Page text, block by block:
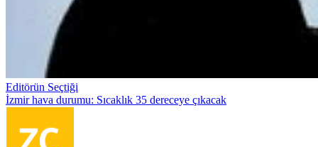
Editörün Seçtiği
İzmir hava durumu: Sıcaklık 35 dereceye çıkacak